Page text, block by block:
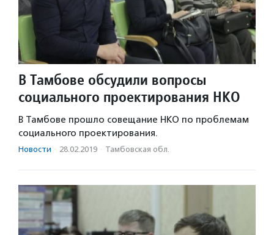
В Тамбове обсудили вопросы
социального проектирования НКО
В Тамбове прошло совещание НКО по проблемам
социального проектирования.
Новости · 28.02.2019 · Тамбовская обл.